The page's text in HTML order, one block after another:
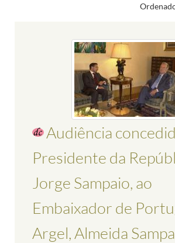
Audiência
Presidente da
Jorge Sampaio, ao
Embaixador de
Argel, Almeida